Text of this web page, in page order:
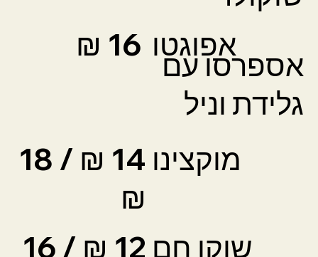
אפוגטו 16 ₪
אספרסו עם
גלידת וניל
מוקצינו
14 ₪ / 18
₪
שוקו חם
12 ₪ / 16